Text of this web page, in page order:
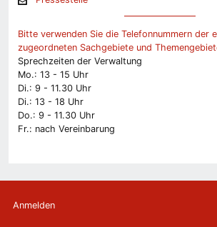
Bitte verwenden Sie die Telefonnummern der
zugeordneten Sachgebiete und
Sprechzeiten der Verwaltung
Mo.: 13 - 15 Uhr
Di.: 9 - 11.30 Uhr
Di.: 13 - 18 Uhr
Do.: 9 - 11.30 Uhr
Fr.: nach Vereinbarung
Anmelden